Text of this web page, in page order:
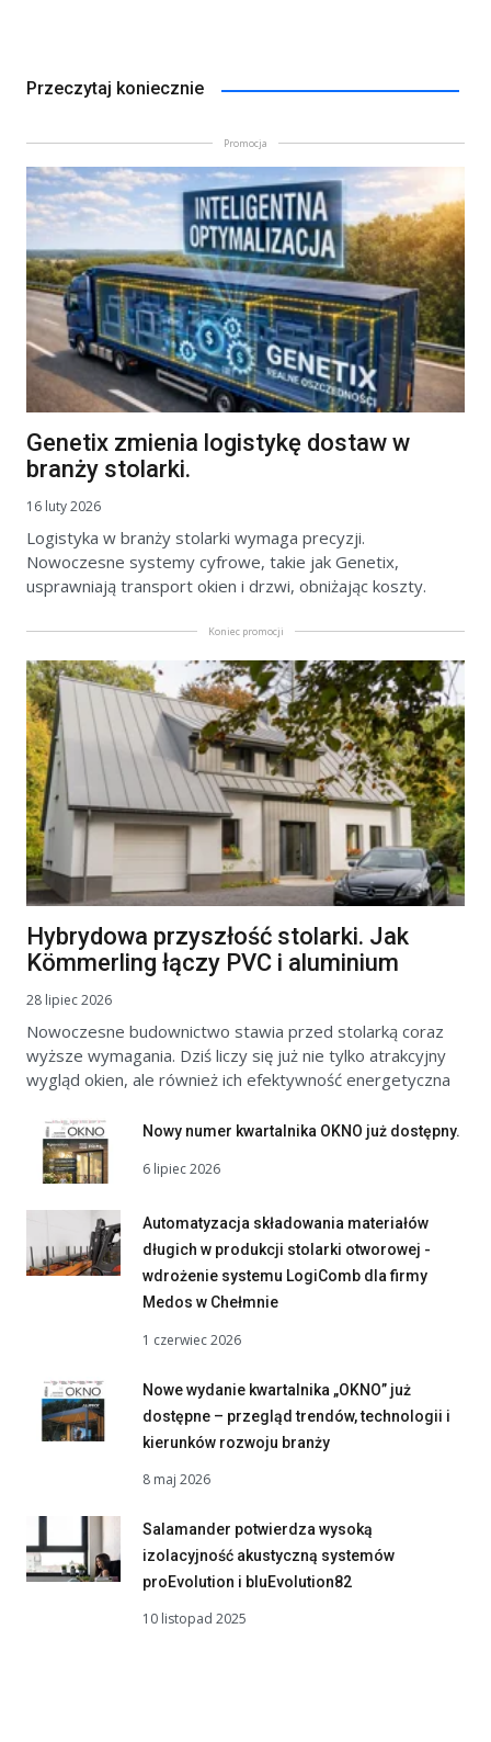
Przeczytaj koniecznie
Promocja
Genetix zmienia logistykę dostaw w
branży stolarki.
16 luty 2026
Logistyka w branży stolarki wymaga precyzji.
Nowoczesne systemy cyfrowe, takie jak Genetix,
usprawniają transport okien i drzwi, obniżając koszty.
Koniec promocji
Hybrydowa przyszłość stolarki. Jak
Kömmerling łączy PVC i aluminium
28 lipiec 2026
Nowoczesne budownictwo stawia przed stolarką coraz
wyższe wymagania. Dziś liczy się już nie tylko atrakcyjny
wygląd okien, ale również ich efektywność energetyczna
Nowy numer kwartalnika OKNO już dostępny.
6 lipiec 2026
Automatyzacja składowania materiałów
długich w produkcji stolarki otworowej -
wdrożenie systemu LogiComb dla firmy
Medos w Chełmnie
1 czerwiec 2026
Nowe wydanie kwartalnika „OKNO” już
dostępne – przegląd trendów, technologii i
kierunków rozwoju branży
8 maj 2026
Salamander potwierdza wysoką
izolacyjność akustyczną systemów
proEvolution i bluEvolution82
10 listopad 2025